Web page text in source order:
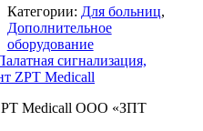
Категории: Для больниц,
Дополнительное
оборудование
Medicall ООО «ЗПТ